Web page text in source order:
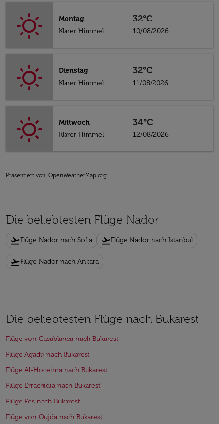
Montag
Klarer Himmel
32°C
10/08/2026
Dienstag
Klarer Himmel
32°C
11/08/2026
Mittwoch
Klarer Himmel
34°C
12/08/2026
Präsentiert von: OpenWeatherMap.org
Die beliebtesten Flüge Nador
flight_takeoffFlüge Nador nach Sofia flight_takeoffFlüge Nador nach Istanbul
flight_takeoffFlüge Nador nach Ankara
Die beliebtesten Flüge nach Bukarest
Flüge von Casablanca nach Bukarest
Flüge Agadir nach Bukarest
Flüge Al-Hoceima nach Bukarest
Flüge Errachidia nach Bukarest
Flüge Fes nach Bukarest
Flüge von Oujda nach Bukarest